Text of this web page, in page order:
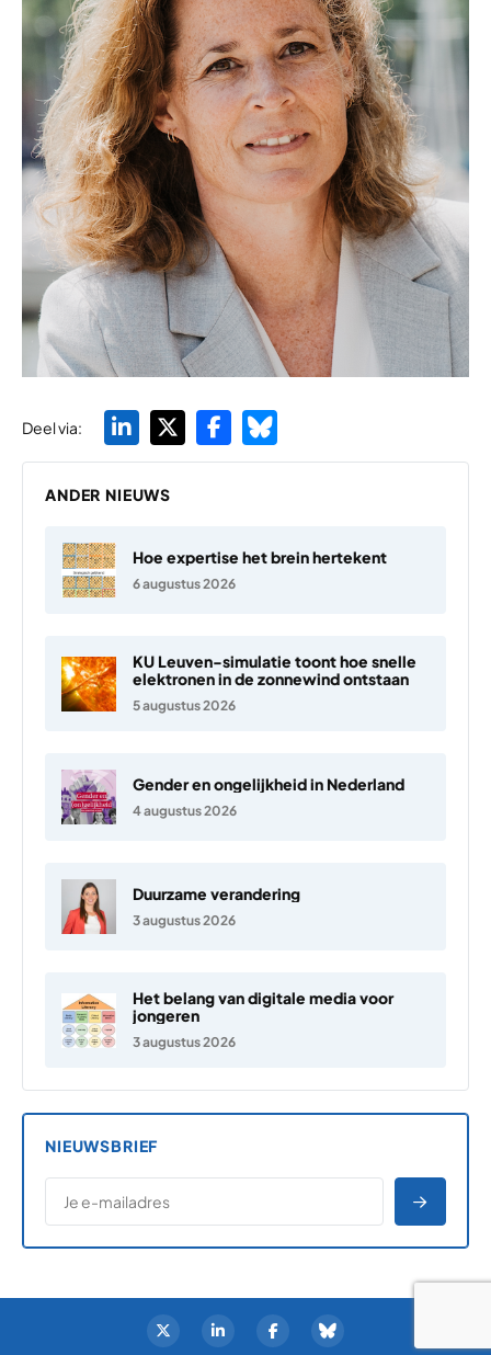
Deel via:
ANDER NIEUWS
Hoe expertise het brein hertekent
6 augustus 2026
KU Leuven-simulatie toont hoe snelle
elektronen in de zonnewind ontstaan
5 augustus 2026
Gender en ongelijkheid in Nederland
4 augustus 2026
Duurzame verandering
3 augustus 2026
Het belang van digitale media voor
jongeren
3 augustus 2026
NIEUWSBRIEF
E-MAILADRES
*